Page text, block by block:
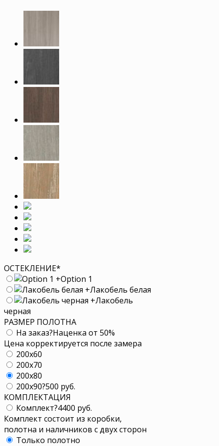
ОСТЕКЛЕНИЕ*
+Option 1
+Лакобель белая
+Лакобель
черная
РАЗМЕР ПОЛОТНА
На заказ?Наценка от 50%
Цена корректируется после замера
200x60
200x70
200x80
200x90?500 руб.
КОМПЛЕКТАЦИЯ
Комплект?4400 руб.
Комплект состоит из коробки,
полотна и наличников с двух сторон
Только полотно